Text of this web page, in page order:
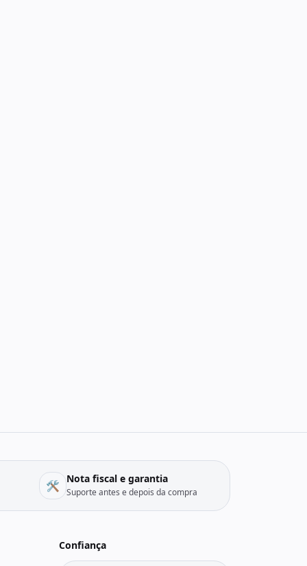
🛠️ Nota fiscal e garantia
Suporte antes e depois da compra
Confiança